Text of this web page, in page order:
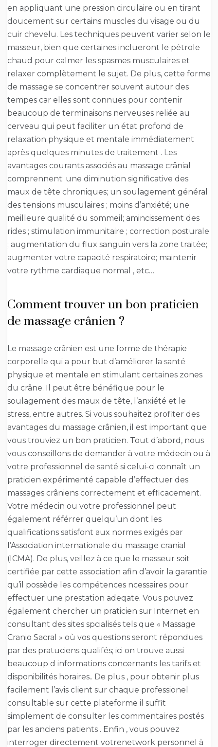
en appliquant une pression circulaire ou en tirant
doucement sur certains muscles du visage ou du
cuir chevelu. Les techniques peuvent varier selon le
masseur, bien que certaines inclueront le pétrole
chaud pour calmer les spasmes musculaires et
relaxer complètement le sujet. De plus, cette forme
de massage se concentrer souvent autour des
tempes car elles sont connues pour contenir
beaucoup de terminaisons nerveuses reliée au
cerveau qui peut faciliter un état profond de
relaxation physique et mentale immédiatement
après quelques minutes de traitement . Les
avantages courants associés au massage crânial
comprennent: une diminution significative des
maux de tête chroniques; un soulagement général
des tensions musculaires ; moins d’anxiété; une
meilleure qualité du sommeil; amincissement des
rides ; stimulation immunitaire ; correction posturale
; augmentation du flux sanguin vers la zone traitée;
augmenter votre capacité respiratoire; maintenir
votre rythme cardiaque normal , etc…
Comment trouver un bon praticien
de massage crânien ?
Le massage crânien est une forme de thérapie
corporelle qui a pour but d’améliorer la santé
physique et mentale en stimulant certaines zones
du crâne. Il peut être bénéfique pour le
soulagement des maux de tête, l’anxiété et le
stress, entre autres. Si vous souhaitez profiter des
avantages du massage crânien, il est important que
vous trouviez un bon praticien. Tout d’abord, nous
vous conseillons de demander à votre médecin ou à
votre professionnel de santé si celui-ci connaît un
praticien expérimenté capable d’effectuer des
massages crâniens correctement et efficacement.
Votre médecin ou votre professionnel peut
également référrer quelqu’un dont les
qualifications satisfont aux normes exigés par
l’Association internationale du massage cranial
(ICMA). De plus, veillez à ce que le masseur soit
certifiée par cette association afin d’avoir la garantie
qu’il possède les compétences ncessaires pour
effectuer une prestation adeqate. Vous pouvez
également chercher un praticien sur Internet en
consultant des sites spcialisés tels que « Massage
Cranio Sacral » où vos questions seront répondues
par des pratuciens qualifés; ici on trouve aussi
beaucoup d informations concernants les tarifs et
disponibilités horaires.. De plus , pour obtenir plus
facilement l’avis client sur chaque professionel
consultable sur cette plateforme il suffit
simplement de consulter les commentaires postés
par les anciens patients . Enfin , vous pouvez
interroger directement votrenetwork personnel à